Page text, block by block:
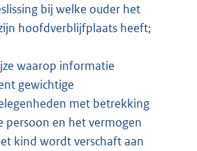
bij welke ouder het
hoofdverblijfplaats heeft;
waarop informatie
gewichtige
met betrekking
persoon en het vermogen
kind wordt verschaft aan